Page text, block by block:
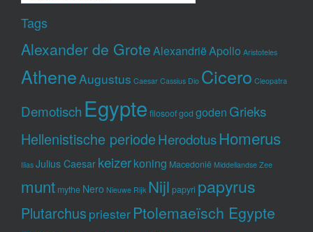
Tags
Alexander de GroteAlexandriëApollo Aristoteles
AtheneAugustus Caesar Cassius Dio Cicero Cleopatra
Demotisch Egypte filosoofgod goden Grieks
Hellenistische periodeHerodotusHomerus
Ilias Julius Caesar keizerkoning Macedonië Middellandse Zee
munt mythe Nero Nieuwe Rijk Nijl papyri papyrus
Plutarchus priester Ptolemaeïsch Egypte